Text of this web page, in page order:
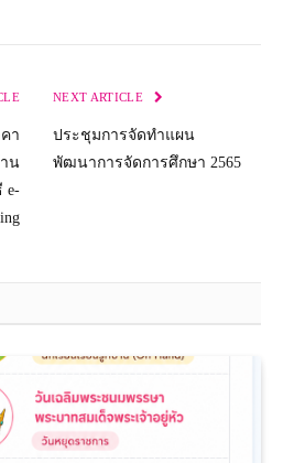
า
น
e-
NEXT ARTICLE
ประชุมการจัดทำแผน
พัฒนาการจัดการศึกษา 2565